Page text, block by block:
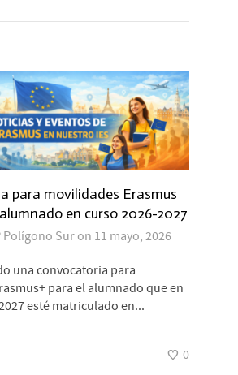
para movilidades Erasmus
en curso 2026-2027
Polígono Suron 11 mayo, 2026
una convocatoria para
para el alumnado que en
esté matriculado en...
0